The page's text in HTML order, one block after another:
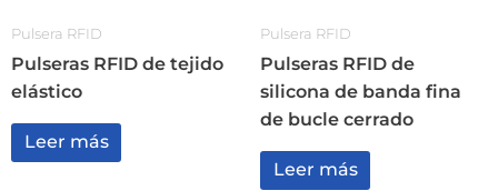
Pulsera RFID
Pulseras RFID de tejido
elástico
Leer más
Pulsera RFID
Pulseras RFID de
silicona de banda fina
de bucle cerrado
Leer más